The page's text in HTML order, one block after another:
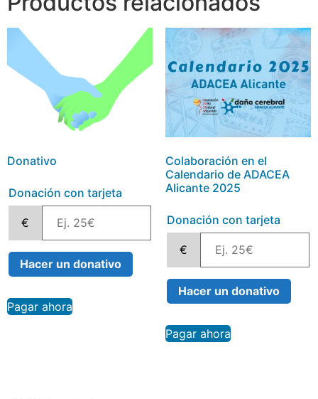
Donativo
Donación con tarjeta
€
Hacer un donativo
Pagar ahora
Colaboración en el
Calendario de ADACEA
Alicante 2025
Donación con tarjeta
€
Hacer un donativo
Pagar ahora